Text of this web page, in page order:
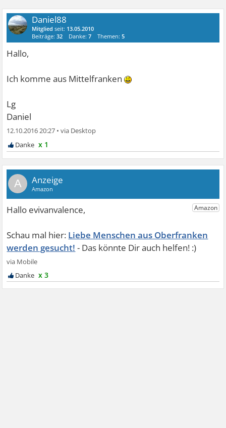
Daniel88
Mitglied seit: 13.05.2010
Beiträge:32 Danke:7 Themen:5
Hallo,
Ich komme aus Mittelfranken
Lg
Daniel
12.10.2016 20:27 •
x 1
A
Liebe Menschen aus Oberfranken
werden gesucht!
x 3